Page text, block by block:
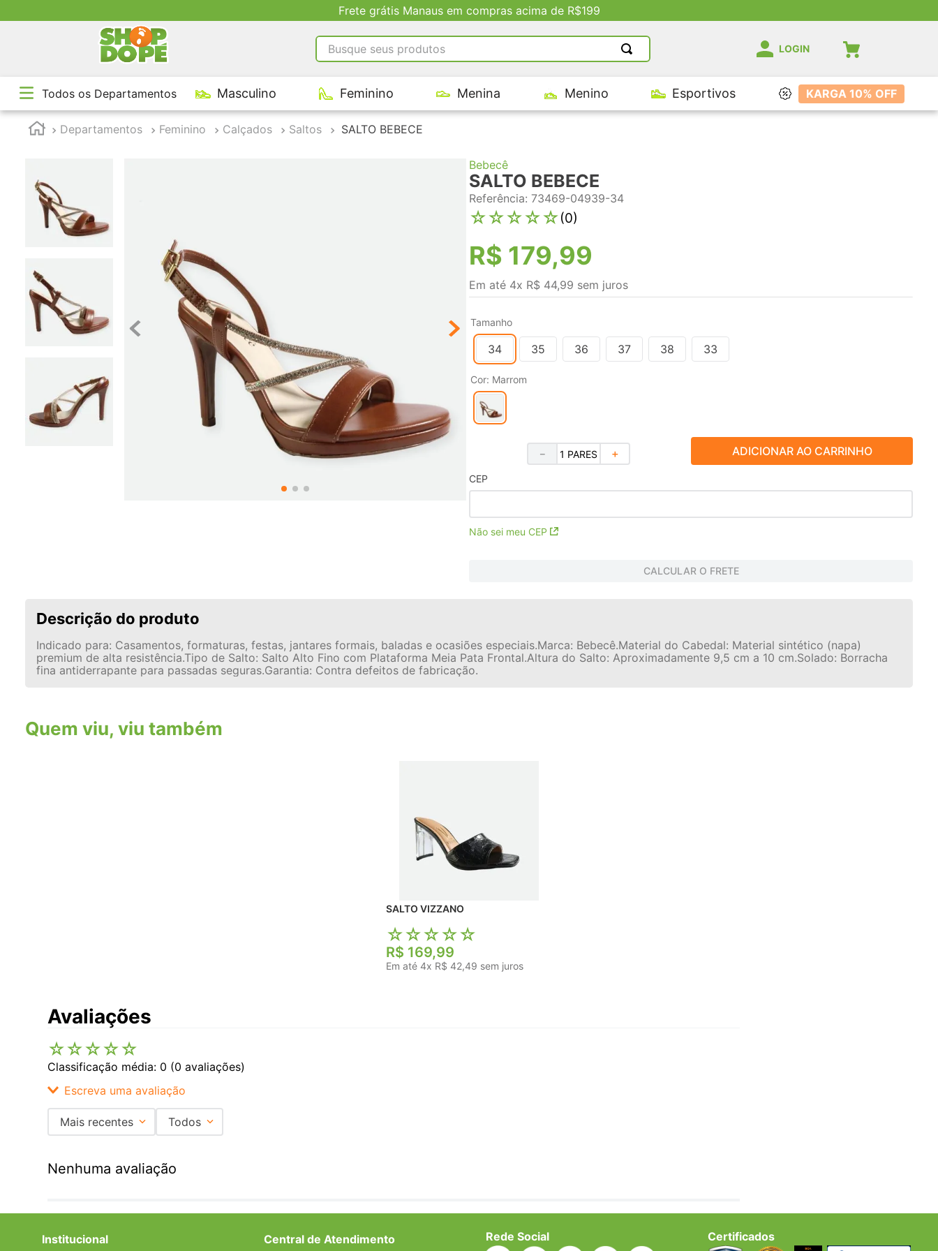
Descontos Exclusivos no Site
Busque seus produtos LOGIN
Todos os Departamentos Masculino Feminino Menina Menino Esportivos KARGA 10% OFF
Departamentos Feminino Calçados Saltos SALTO BEBECE
Bebecê
SALTO BEBECE
Referência: 73469-04939-34
☆☆☆☆☆(0)
R$ 179,99
Em até 4x R$ 44,99 sem juros
Tamanho
34 35 36 37 38 33
Cor: Marrom
＋
－ ADICIONAR AO CARRINHO
CEP
Não sei meu CEP
CALCULAR O FRETE
Descrição do produto
Indicado para: Casamentos, formaturas, festas, jantares formais, baladas e ocasiões especiais.Marca: Bebecê.Material do Cabedal: Material sintético (napa)
premium de alta resistência.Tipo de Salto: Salto Alto Fino com Plataforma Meia Pata Frontal.Altura do Salto: Aproximadamente 9,5 cm a 10 cm.Solado: Borracha
fina antiderrapante para passadas seguras.Garantia: Contra defeitos de fabricação.
Quem viu, viu também
SALTO VIZZANO
☆☆☆☆☆
R$ 169,99
Em até 4x R$ 42,49 sem juros
Avaliações
☆☆☆☆☆
Classificação média: 0 (0 avaliações)
Escreva uma avaliação
Título
Avalie o produto de 1 a 5 estrelas
Mais recentes Todos
Nenhuma avaliação
Institucional Central de Atendimento Rede Social Certificados
TERMOS MAIS BUSCADOS
tênis masculino
2
tenis feminino